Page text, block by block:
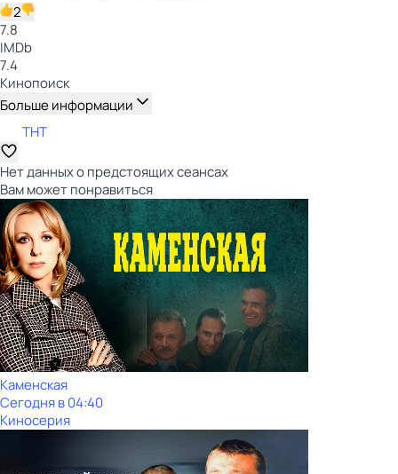
2
7.8
IMDb
7.4
Кинопоиск
Больше информации
ТНТ
Нет данных о предстоящих сеансах
Вам может понравиться
Каменская
Сегодня в 04:40
Киносерия